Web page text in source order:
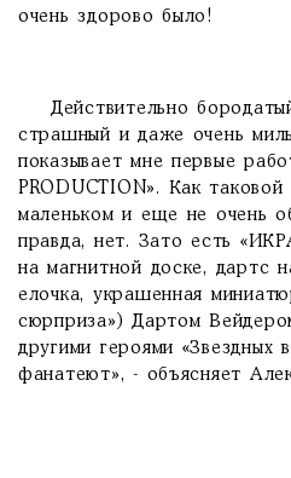
очень здорово было!
Действительно
страшный и даже очень
показывает мне первые
PRODUCTION». Как таковой
маленьком и еще не очень
правда, нет. Зато есть
на магнитной доске, дартс
елочка, украшенная
сюрприза») Дартом
другими героями «Звездных
фанатеют», - объясняет